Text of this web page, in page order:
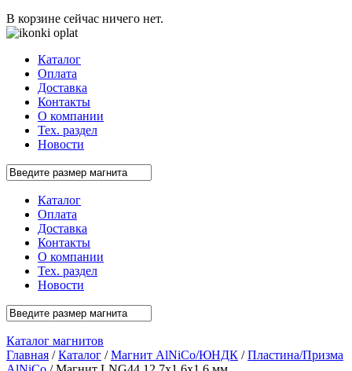
В корзине сейчас ничего нет.
Каталог
Оплата
Доставка
Контакты
О компании
Тех. раздел
Новости
Каталог
Оплата
Доставка
Контакты
О компании
Тех. раздел
Новости
Каталог магнитов
Главная /Каталог /Магнит AlNiCo/ЮНДК /Пластина/Призма